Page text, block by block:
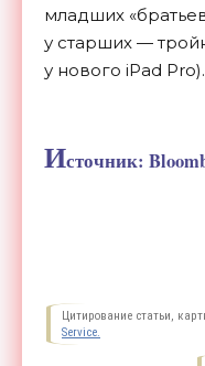
младших «
у старших —
у нового iPad Pro).
Источник:
Цитирование статьи,
Service.